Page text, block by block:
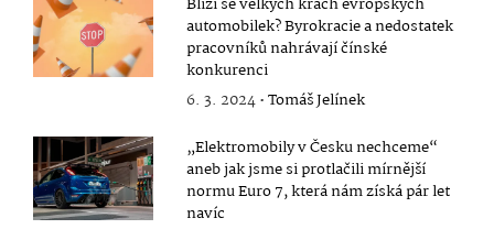
automobilek? Byrokracie a nedostatek
pracovníků nahrávají čínské
konkurenci
6. 3. 2024 •Tomáš Jelínek
„Elektromobily v Česku nechceme“
aneb jak jsme si protlačili mírnější
normu Euro 7, která nám získá pár let
navíc